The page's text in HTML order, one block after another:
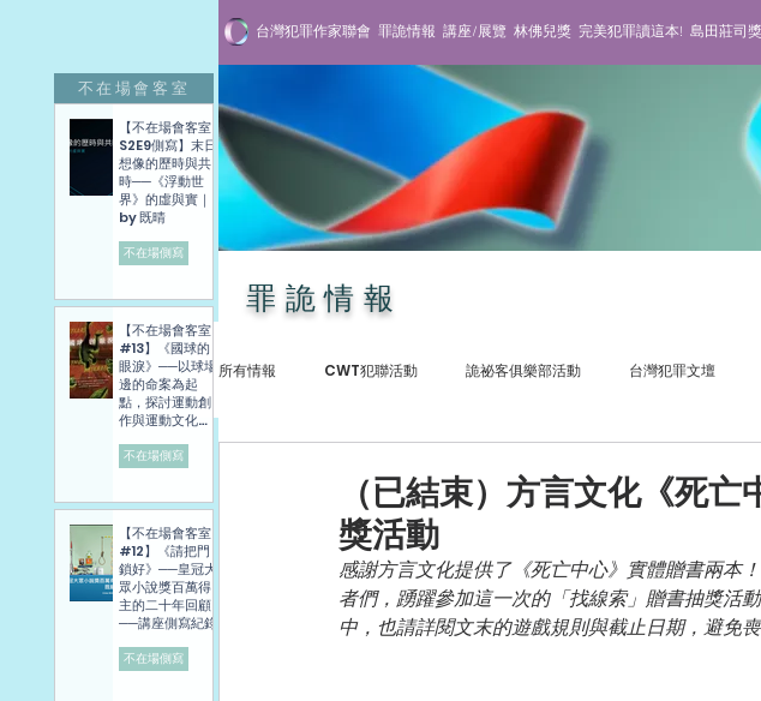
台灣犯罪作家聯會 罪詭情報 講座/展覽 林佛兒獎 完美犯罪讀這本! 島田莊司獎
所有情報 CWT犯聯活動 詭祕客俱樂部活動 台灣犯罪文壇
（已結束）方言文化《死
獎活動
感謝方言文化提供了《死亡中心》實體贈書兩本
者們，踴躍參加這一次的「找線索」贈書抽獎活
中，也請詳閱文末的遊戲規則與截止日期，避免
罪詭情報
不在場會客室
【不在場會客室
S2E9側寫】末日
想像的歷時與共
時──《浮動世
界》的虛與實｜
by 既晴
不在場側寫
【不在場會客室
#13】《國球的
眼淚》──以球場
邊的命案為起
點，探討運動創
作與運動文化發
寫紀錄
不在場側寫
【不在場會客室
#12】《請把門
鎖好》──皇冠大
眾小說獎百萬得
主的二十年回顧
──講座側寫紀錄
不在場側寫